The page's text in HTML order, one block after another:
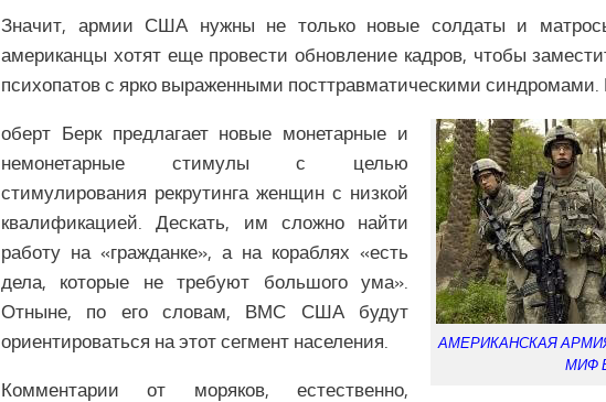
Значит, армии США нужны не только новые солдаты и
американцы хотят еще провести обновление кадров, чтобы
психопатов с ярко выраженными посттравматическими синдромами.
АМЕРИКАНСКАЯ
МИФ
оберт Берк предлагает новые монетарные и
немонетарные стимулы с целью
стимулирования рекрутинга женщин с низкой
квалификацией. Дескать, им сложно найти
работу на «гражданке», а на кораблях «есть
дела, которые не требуют большого ума».
Отныне, по его словам, ВМС США будут
ориентироваться на этот сегмент населения.
Комментарии от моряков, естественно,